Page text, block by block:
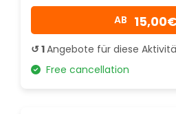
AB
↺ 1Angebote für diese
Free cancellation